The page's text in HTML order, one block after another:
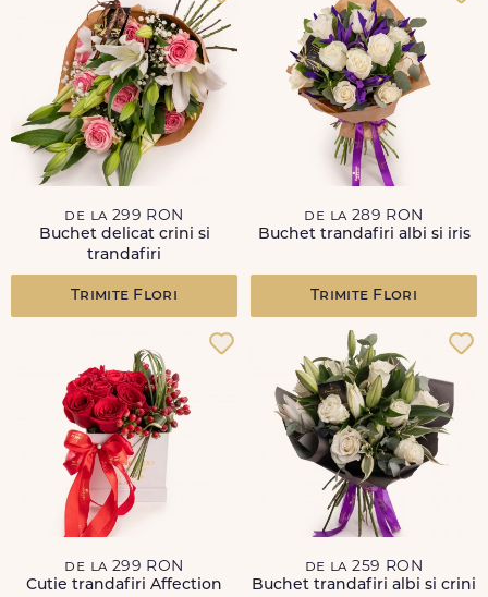
de la 299 RON
Buchet delicat crini si
trandafiri
Trimite Flori
de la 289 RON
Buchet trandafiri albi si iris
Trimite Flori
de la 299 RON
Cutie trandafiri Affection
de la 259 RON
Buchet trandafiri albi si crini